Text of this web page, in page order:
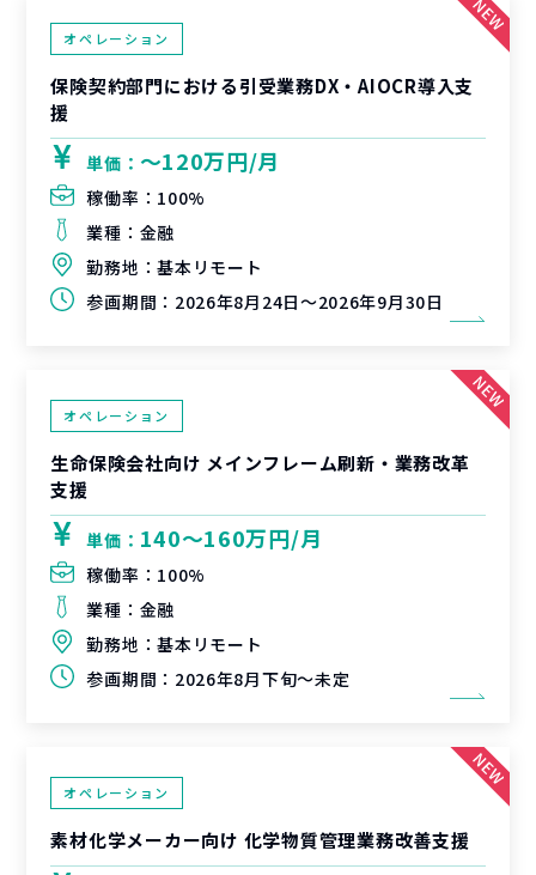
オペレーション
保険契約部門における引受業務DX・AIOCR導入支
援
単価： 〜120万円/月
稼働率： 100%
業種： 金融
勤務地：基本リモート
参画期間： 2026年8月24日～2026年9月30日
オペレーション
生命保険会社向け メインフレーム刷新・業務改革
支援
単価： 140〜160万円/月
稼働率： 100%
業種： 金融
勤務地：基本リモート
参画期間： 2026年8月下旬～未定
オペレーション
素材化学メーカー向け 化学物質管理業務改善支援